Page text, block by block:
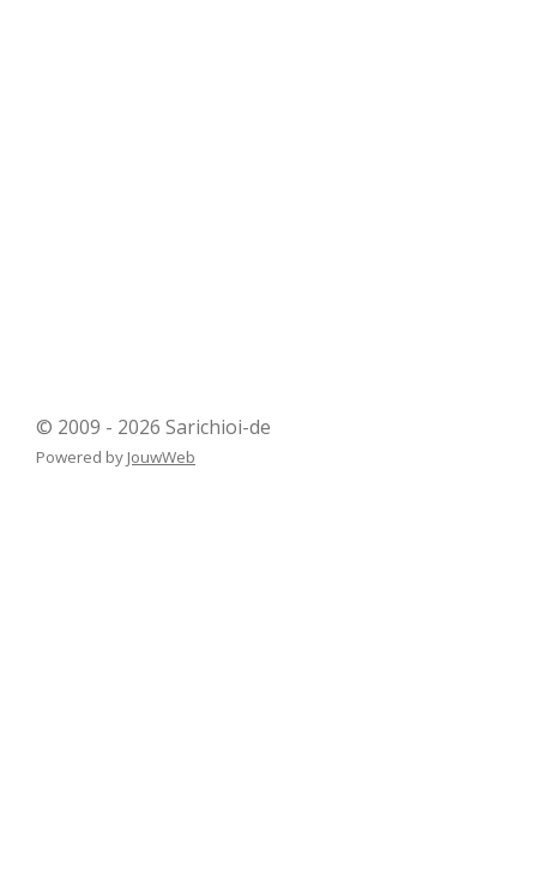
© 2009 - 2026 Sarichioi-de
Powered by JouwWeb